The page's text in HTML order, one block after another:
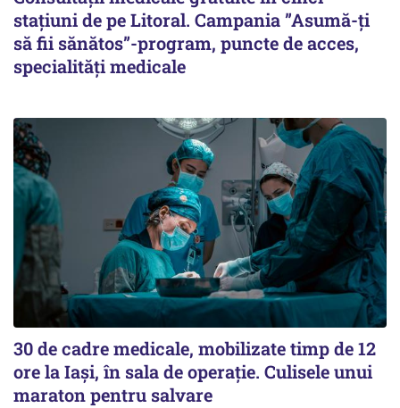
stațiuni de pe Litoral. Campania ”Asumă-ți
să fii sănătos”-program, puncte de acces,
specialități medicale
30 de cadre medicale, mobilizate timp de 12
ore la Iași, în sala de operație. Culisele unui
maraton pentru salvare